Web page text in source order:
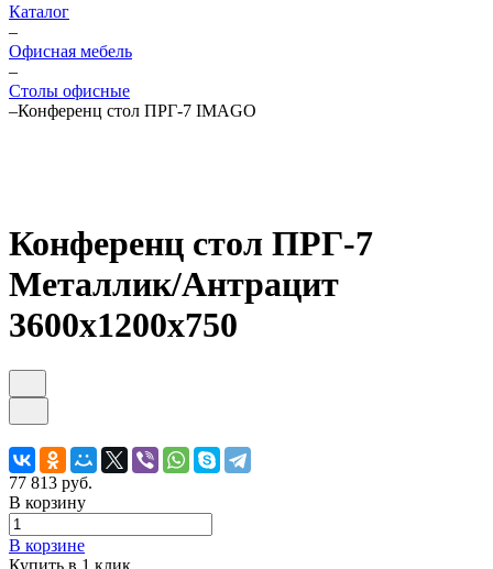
Каталог
–
Офисная мебель
–
Столы офисные
–Конференц стол ПРГ-7 IMAGO
Конференц стол ПРГ-7
Металлик/Антрацит
3600х1200х750
77 813 руб.
В корзину
В корзине
Купить в 1 клик